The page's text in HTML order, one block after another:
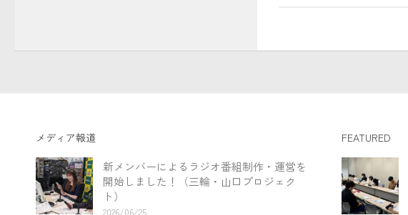
メディア報道
新メンバーによるラジオ番組制作・運営を
開始しました！（三輪・山口プロジェク
ト）
FEATURED